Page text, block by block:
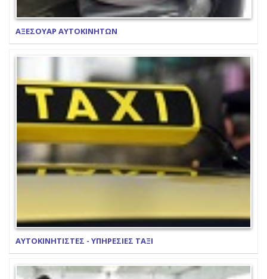
ΑΞΕΣΟΥΑΡ ΑΥΤΟΚΙΝΗΤΩΝ
ΑΥΤΟΚΙΝΗΤΙΣΤΕΣ - ΥΠΗΡΕΣΙΕΣ ΤΑΞΙ